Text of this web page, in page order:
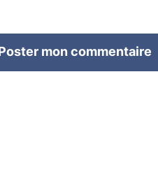
Poster mon commentaire